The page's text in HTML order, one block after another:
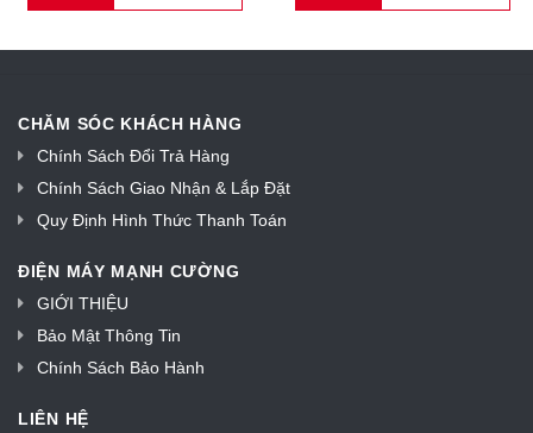
CHĂM SÓC KHÁCH HÀNG
Chính Sách Đổi Trả Hàng
Chính Sách Giao Nhận & Lắp Đặt
Quy Định Hình Thức Thanh Toán
ĐIỆN MÁY MẠNH CƯỜNG
GIỚI THIỆU
Bảo Mật Thông Tin
Chính Sách Bảo Hành
LIÊN HỆ